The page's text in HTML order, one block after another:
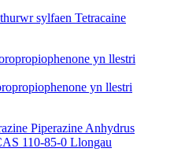
sylfaen Tetracaine
yn llestri